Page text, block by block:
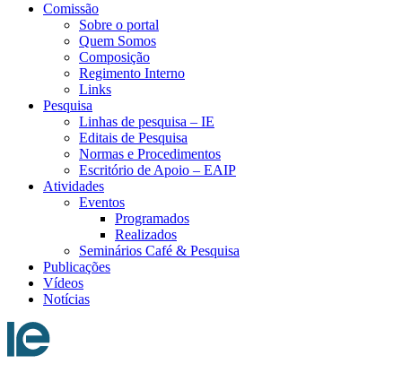
Comissão
Sobre o portal
Quem Somos
Composição
Regimento Interno
Links
Pesquisa
Linhas de pesquisa – IE
Editais de Pesquisa
Normas e Procedimentos
Escritório de Apoio – EAIP
Atividades
Eventos
Programados
Realizados
Seminários Café & Pesquisa
Publicações
Vídeos
Notícias